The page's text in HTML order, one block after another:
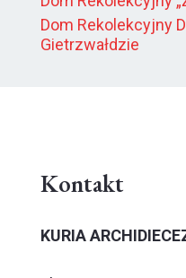
Dom Rekolekcyjny
Gietrzwałdzie
Kontakt
KURIA